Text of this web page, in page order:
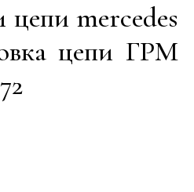
цепи mercedes
цепи ГРМ